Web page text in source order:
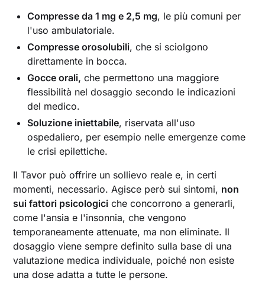
Compresse da 1 mg e 2,5 mg, le più comuni per
l'uso ambulatoriale.
Compresse orosolubili, che si sciolgono
direttamente in bocca.
Gocce orali, che permettono una maggiore
flessibilità nel dosaggio secondo le indicazioni
del medico.
Soluzione iniettabile, riservata all'uso
ospedaliero, per esempio nelle emergenze come
le crisi epilettiche.
Il Tavor può offrire un sollievo reale e, in certi
momenti, necessario. Agisce però sui sintomi, non
sui fattori psicologici che concorrono a generarli,
come l'ansia e l'insonnia, che vengono
temporaneamente attenuate, ma non eliminate. Il
dosaggio viene sempre definito sulla base di una
valutazione medica individuale, poiché non esiste
una dose adatta a tutte le persone.